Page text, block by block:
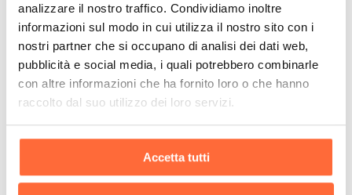
analizzare il nostro traffico. Condividiamo inoltre
informazioni sul modo in cui utilizza il nostro sito con i
nostri partner che si occupano di analisi dei dati web,
pubblicità e social media, i quali potrebbero combinarle
con altre informazioni che ha fornito loro o che hanno
raccolto dal suo utilizzo dei loro servizi.
Accetta tutti